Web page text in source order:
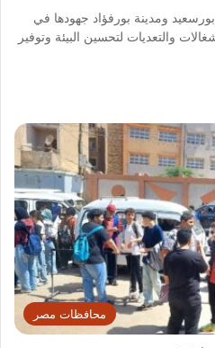
ومدينة بورفؤاد جهودها في
والتعديات لتحسين البيئة وتوفير
محافظات مصر